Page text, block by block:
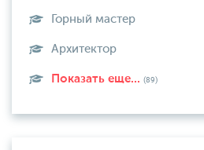
Горный мастер
Архитектор
Показать еще... (89)